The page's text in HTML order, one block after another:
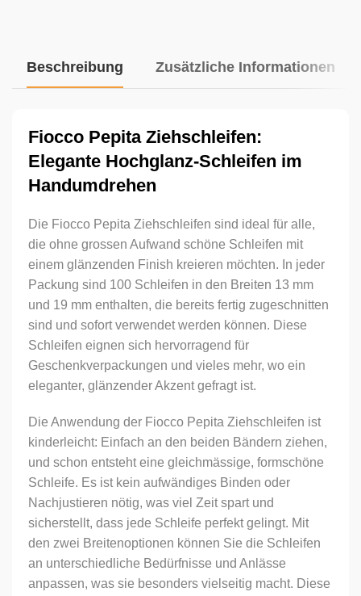
Beschreibung Zusätzliche Informationen
Fiocco Pepita Ziehschleifen:
Elegante Hochglanz-Schleifen im
Handumdrehen
Die Fiocco Pepita Ziehschleifen sind ideal für alle,
die ohne grossen Aufwand schöne Schleifen mit
einem glänzenden Finish kreieren möchten. In jeder
Packung sind 100 Schleifen in den Breiten 13 mm
und 19 mm enthalten, die bereits fertig zugeschnitten
sind und sofort verwendet werden können. Diese
Schleifen eignen sich hervorragend für
Geschenkverpackungen und vieles mehr, wo ein
eleganter, glänzender Akzent gefragt ist.
Die Anwendung der Fiocco Pepita Ziehschleifen ist
kinderleicht: Einfach an den beiden Bändern ziehen,
und schon entsteht eine gleichmässige, formschöne
Schleife. Es ist kein aufwändiges Binden oder
Nachjustieren nötig, was viel Zeit spart und
sicherstellt, dass jede Schleife perfekt gelingt. Mit
den zwei Breitenoptionen können Sie die Schleifen
an unterschiedliche Bedürfnisse und Anlässe
anpassen, was sie besonders vielseitig macht. Diese